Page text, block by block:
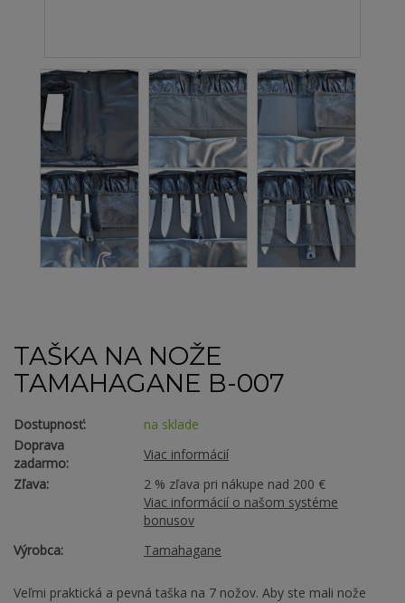
TAŠKA NA NOŽE
TAMAHAGANE B-007
Dostupnosť:
na sklade
Doprava
zadarmo:
Viac informácií
Zľava:
2 % zľava pri nákupe nad 200 €
Viac informácií o našom systéme
bonusov
Výrobca:
Tamahagane
Veľmi praktická a pevná taška na 7 nožov. Aby ste mali nože